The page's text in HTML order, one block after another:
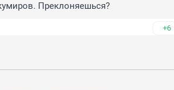
Преклоняешься?
+6